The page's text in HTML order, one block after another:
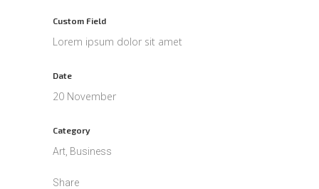
Custom Field
Lorem ipsum dolor sit amet
Date
20 November
Category
Art, Business
Share